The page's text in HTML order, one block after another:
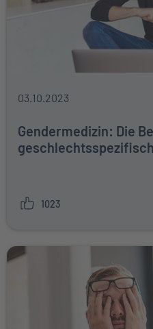
03.10.2023
Gendermedizin: Die
1023